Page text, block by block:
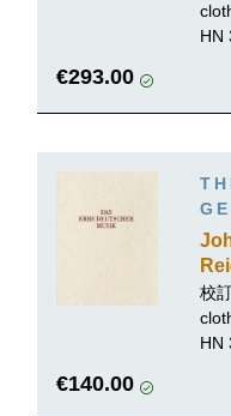
HN
€293.00
校
HN
€140.00